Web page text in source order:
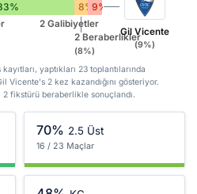
8%9%
2 Beraberlikler
(8%)
2 Galibiyetler
Gil Vicente
(9%)
yaptıkları 23 toplantılarında
Vicente's 2 kez kazandığını gösteriyor.
fikstürü beraberlikle sonuçlandı.
70% 2.5 Üst
16 / 23 Maçlar